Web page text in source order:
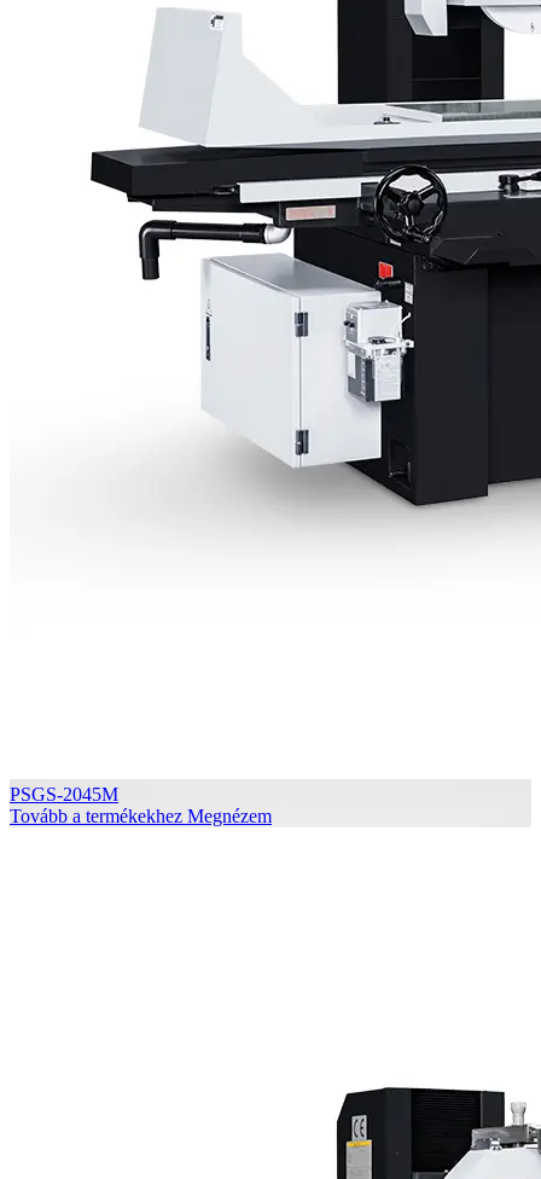
PSGS-2045M
Tovább a termékekhez Megnézem